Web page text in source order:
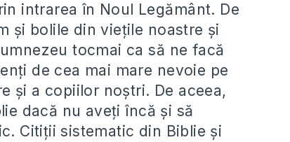
intrarea în Noul Legământ. De
și bolile din viețile noastre și
tocmai ca să ne facă
de cea mai mare nevoie pe
și a copiilor noștri. De aceea,
dacă nu aveți încă și să
Citiții sistematic din Biblie și